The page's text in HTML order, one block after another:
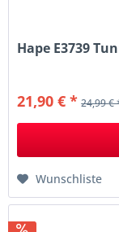
Hape E3739
21,90 € * 24,99 €
Wunschliste